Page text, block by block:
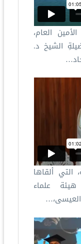
العام،
الشيخ د.
ألقاها
علماء